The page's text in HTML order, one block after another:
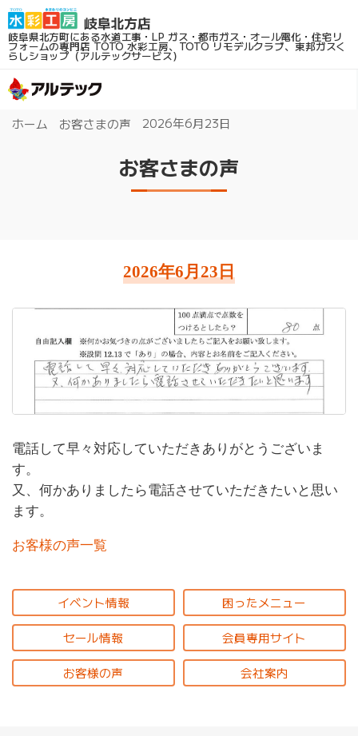
岐阜県北方町にある水道工事・LP ガス・都市ガス・オール電化・住宅リ
フォームの専門店TOTO 水彩工房、TOTO リモデルクラブ、東邦ガスく
らしショップ（アルテックサービス）
ホーム お客さまの声 2026年6月23日
お客さまの声
2026年6月23日
電話して早々対応していただきありがとうございま
す。
又、何かありましたら電話させていただきたいと思い
ます。
お客様の声一覧
イベント情報 困ったメニュー
セール情報 会員専用サイト
お客様の声 会社案内